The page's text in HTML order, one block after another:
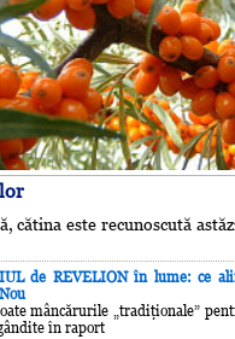
cătina este recunoscută
de REVELION în lume: ce
mâncărurile „tradiţionale”
în raport